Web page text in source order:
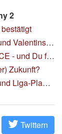
2
Du fährst mit
Zukunft?
Planung
Twittern